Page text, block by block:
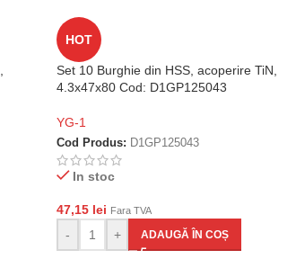
HOT
Set 10 Burghie din HSS, acoperire TiN,
4.3x47x80 Cod: D1GP125043
YG-1
Cod Produs: D1GP125043
In stoc
47,15 lei Fara TVA
- + ADAUGĂ ÎN COȘ